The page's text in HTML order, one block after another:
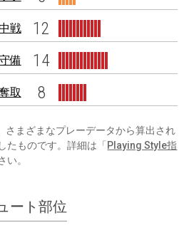
戦 12
備 14
取 8
まざまなプレーデータから算出され
たものです。詳細は「 Playing Style指
い。
ート部位